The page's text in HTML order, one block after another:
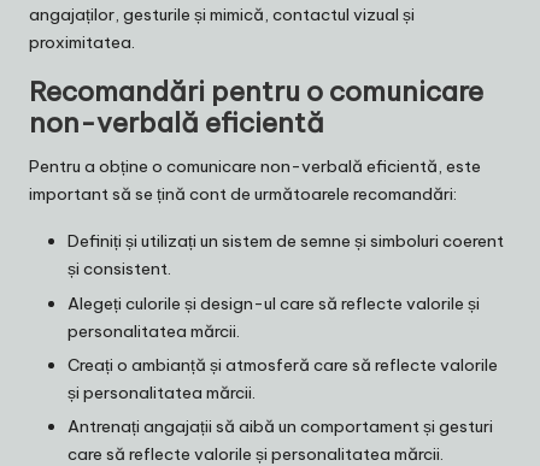
angajaților, gesturile și mimică, contactul vizual și
proximitatea.
Recomandări pentru o comunicare
non-verbală eficientă
Pentru a obține o comunicare non-verbală eficientă, este
important să se țină cont de următoarele recomandări:
Definiți și utilizați un sistem de semne și simboluri coerent
și consistent.
Alegeți culorile și design-ul care să reflecte valorile și
personalitatea mărcii.
Creați o ambianță și atmosferă care să reflecte valorile
și personalitatea mărcii.
Antrenați angajații să aibă un comportament și gesturi
care să reflecte valorile și personalitatea mărcii.